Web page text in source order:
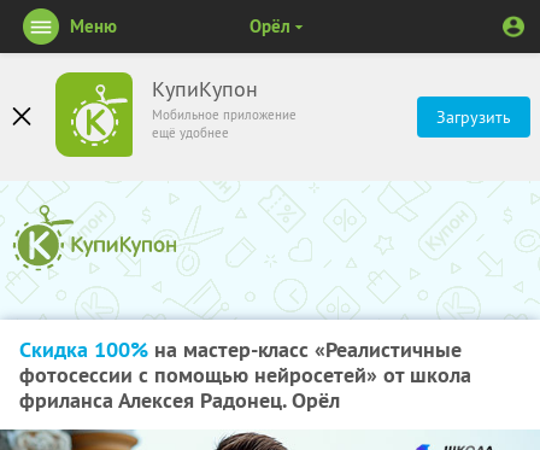
КупиКупон
Мобильное приложение
ещё удобнее
Загрузить
Меню Орёл
Скидка 100% на мастер-класс «Реалистичные
фотосессии с помощью нейросетей» от школа
фриланса Алексея Радонец. Орёл